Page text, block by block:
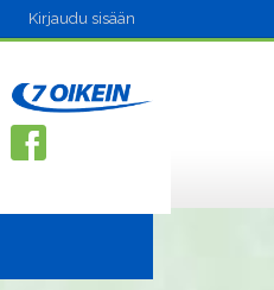
Kirjaudu sisään